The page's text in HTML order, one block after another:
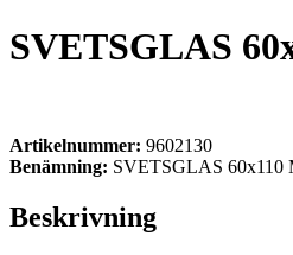
SVETSGLAS
Artikelnummer: 9602130
Benämning: SVETSGLAS 60x110
Beskrivning